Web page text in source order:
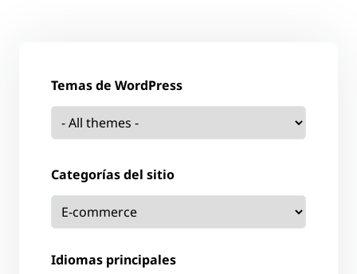
Temas de WordPress
Categorías del sitio
Idiomas principales